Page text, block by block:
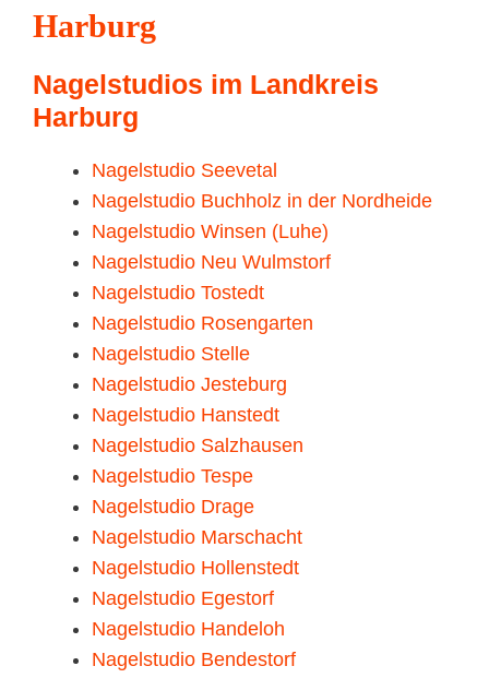
Harburg
Nagelstudios im Landkreis
Harburg
Nagelstudio Seevetal
Nagelstudio Buchholz in der Nordheide
Nagelstudio Winsen (Luhe)
Nagelstudio Neu Wulmstorf
Nagelstudio Tostedt
Nagelstudio Rosengarten
Nagelstudio Stelle
Nagelstudio Jesteburg
Nagelstudio Hanstedt
Nagelstudio Salzhausen
Nagelstudio Tespe
Nagelstudio Drage
Nagelstudio Marschacht
Nagelstudio Hollenstedt
Nagelstudio Egestorf
Nagelstudio Handeloh
Nagelstudio Bendestorf